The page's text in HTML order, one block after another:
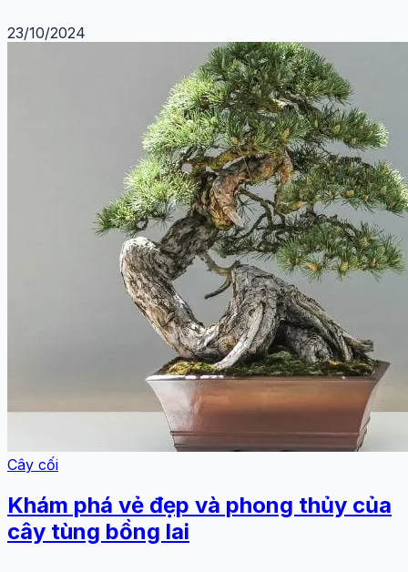
23/10/2024
Cây cối
Khám phá vẻ đẹp và phong thủy của
cây tùng bồng lai